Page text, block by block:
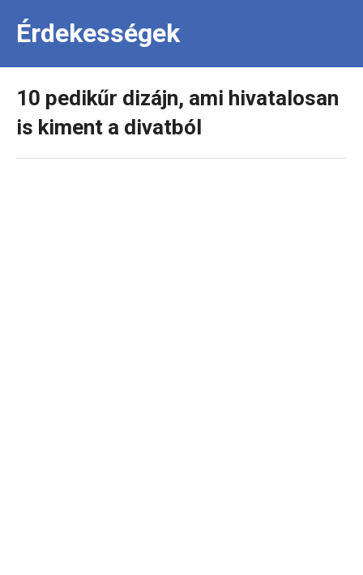
Érdekességek
10 pedikűr dizájn, ami hivatalosan
is kiment a divatból